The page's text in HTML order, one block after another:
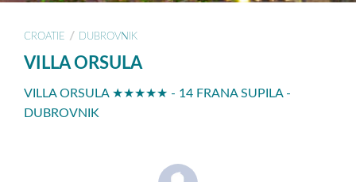
CROATIE / DUBROVNIK
VILLA ORSULA
VILLA ORSULA ★★★★★ - 14 FRANA SUPILA -
DUBROVNIK